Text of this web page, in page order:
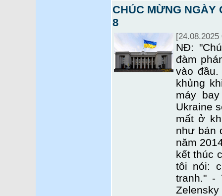
CHÚC MỪNG NGÀY
8
[24.08.2025
NĐ:
đàm
vào
khủng
máy
Ukraine
mất ở
như bán
năm
kết thúc
tôi nói:
tranh." -
Zelensky